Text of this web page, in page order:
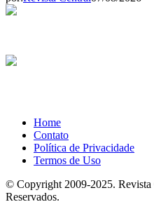
Home
Contato
Política de Privacidade
Termos de Uso
© Copyright 2009-2025. Revista
Reservados.